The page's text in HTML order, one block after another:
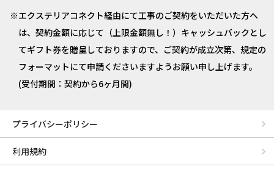
エクステリアコネクト経由にて工事のご契約をいただいた方へ
は、契約金額に応じて（上限金額無し！）キャッシュバックとし
てギフト券を贈呈しておりますので、ご契約が成立次第、規定の
フォーマットにて申請くださいますようお願い申し上げます。
(受付期間：契約から6ヶ月間)
プライバシーポリシー
利用規約